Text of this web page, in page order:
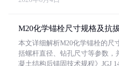
M20化学锚栓尺寸规格及抗
本文详细解析M20化学锚栓的尺
括螺杆直径、钻孔尺寸等参数，
凝土结构后锚固技术规程》JGJ